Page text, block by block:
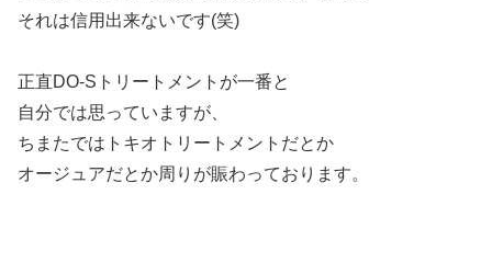
それは信用出来ないです(笑)
正直DO-Sトリートメントが一番と
自分では思っていますが、
ちまたではトキオトリートメントだとか
オージュアだとか周りが賑わっております。